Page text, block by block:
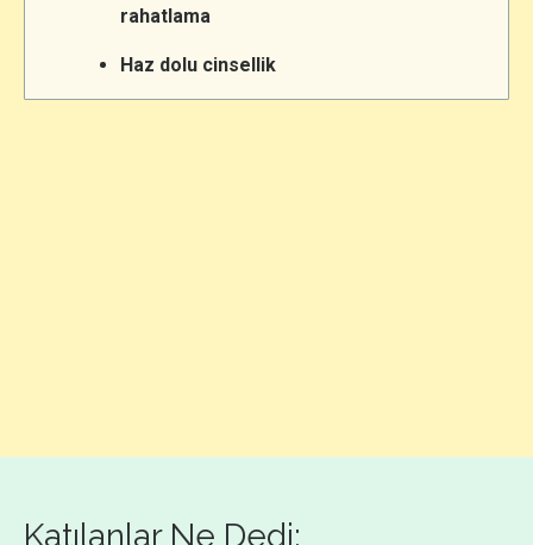
rahatlama
Haz dolu cinsellik
Katılanlar Ne Dedi: